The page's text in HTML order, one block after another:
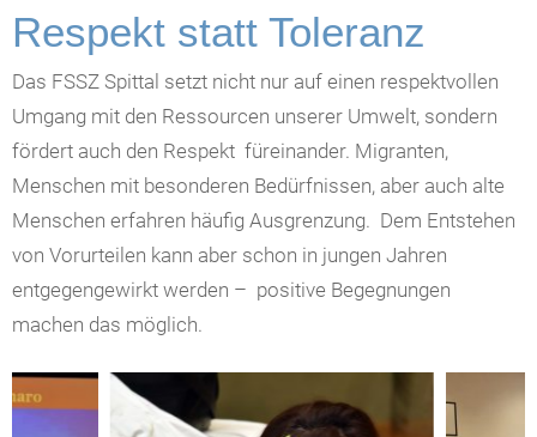
Respekt statt Toleranz
Das FSSZ Spittal setzt nicht nur auf einen respektvollen
Umgang mit den Ressourcen unserer Umwelt, sondern
fördert auch den Respekt füreinander. Migranten,
Menschen mit besonderen Bedürfnissen, aber auch alte
Menschen erfahren häufig Ausgrenzung. Dem Entstehen
von Vorurteilen kann aber schon in jungen Jahren
entgegengewirkt werden – positive Begegnungen
machen das möglich.